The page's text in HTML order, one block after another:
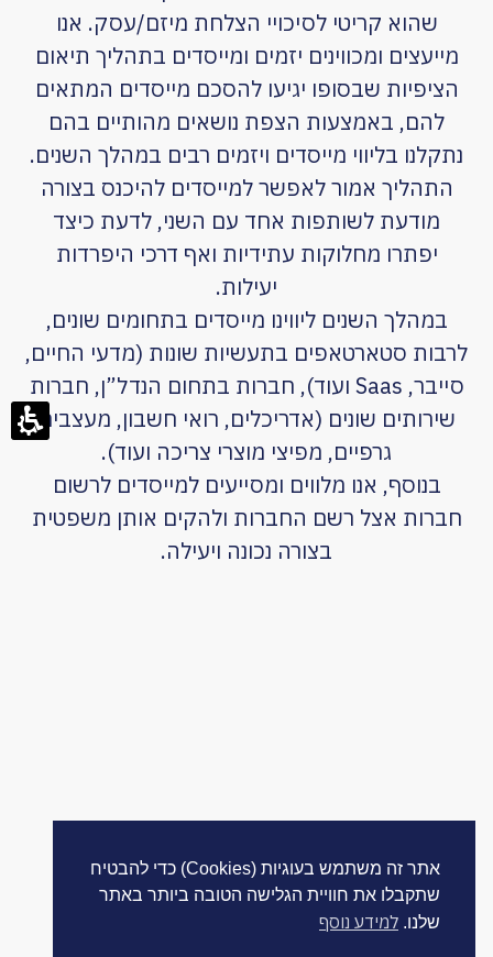
שהוא קריטי לסיכויי הצלחת מיזם/עסק. אנו
מייעצים ומכווינים יזמים ומייסדים בתהליך תיאום
הציפיות שבסופו יגיעו להסכם מייסדים המתאים
להם, באמצעות הצפת נושאים מהותיים בהם
נתקלנו בליווי מייסדים ויזמים רבים במהלך השנים.
התהליך אמור לאפשר למייסדים להיכנס בצורה
מודעת לשותפות אחד עם השני, לדעת כיצד
יפתרו מחלוקות עתידיות ואף דרכי היפרדות
יעילות.
במהלך השנים ליווינו מייסדים בתחומים שונים,
לרבות סטארטאפים בתעשיות שונות (מדעי החיים,
סייבר, Saas ועוד), חברות בתחום הנדל”ן, חברות
שירותים שונים (אדריכלים, רואי חשבון, מעצבים
גרפיים, מפיצי מוצרי צריכה ועוד).
בנוסף, אנו מלווים ומסייעים למייסדים לרשום
חברות אצל רשם החברות ולהקים אותן משפטית
בצורה נכונה ויעילה.
אתר זה משתמש בעוגיות (Cookies) כדי להבטיח
שתקבלו את חוויית הגלישה הטובה ביותר באתר
שלנו. למידע נוסף